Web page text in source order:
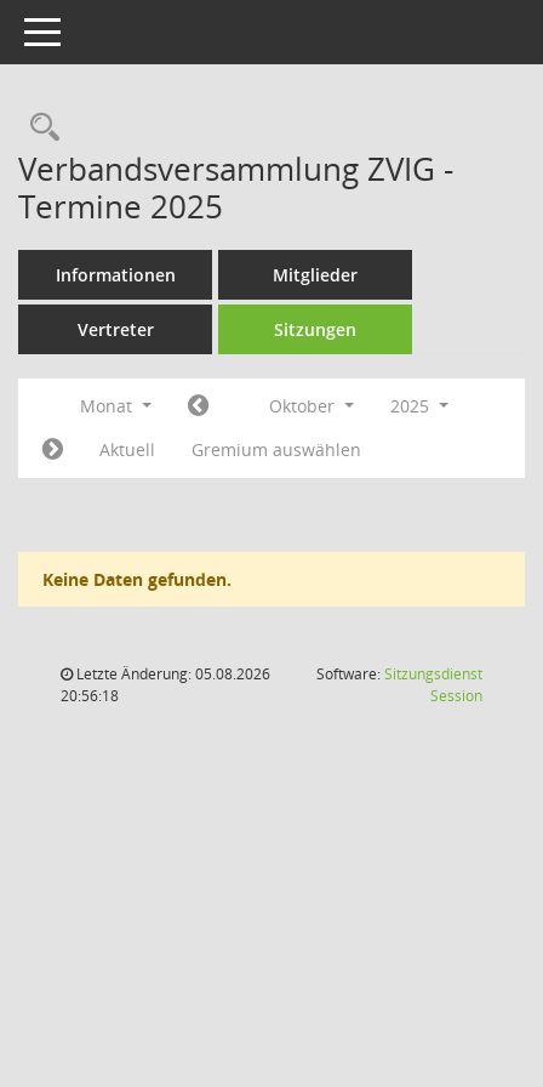
Toggle navigation
Rechercheauswahl
Verbandsversammlung ZVIG -
Termine 2025
Informationen Mitglieder
Vertreter Sitzungen
Monat Oktober
2025
Aktuell
Gremium auswählen
Keine Daten gefunden.
Letzte Änderung: 05.08.2026
20:56:18
Software:Sitzungsdienst
Session(Wird in